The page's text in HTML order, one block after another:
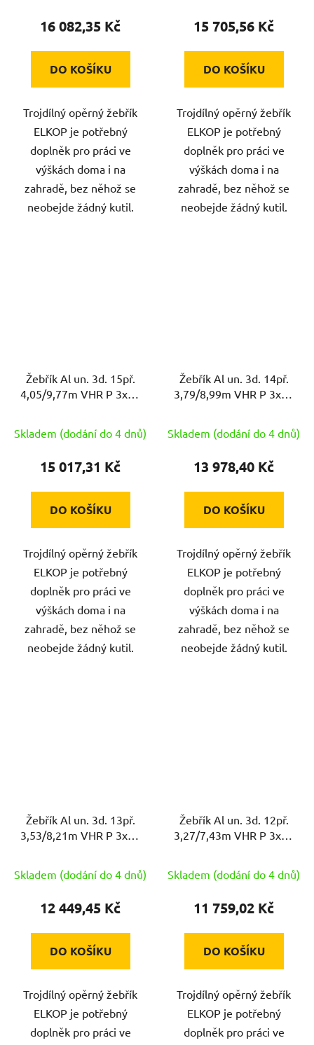
16 082,35 Kč
DO KOŠÍKU
Trojdílný opěrný žebřík
ELKOP je potřebný
doplněk pro práci ve
výškách doma i na
zahradě, bez něhož se
neobejde žádný kutil.
15 705,56 Kč
DO KOŠÍKU
Trojdílný opěrný žebřík
ELKOP je potřebný
doplněk pro práci ve
výškách doma i na
zahradě, bez něhož se
neobejde žádný kutil.
Žebřík Al un. 3d. 15př.
4,05/9,77m VHR P 3x15
Skladem (dodání do 4 dnů)
15 017,31 Kč
DO KOŠÍKU
Trojdílný opěrný žebřík
ELKOP je potřebný
doplněk pro práci ve
výškách doma i na
zahradě, bez něhož se
neobejde žádný kutil.
Žebřík Al un. 3d. 14př.
3,79/8,99m VHR P 3x14
Skladem (dodání do 4 dnů)
13 978,40 Kč
DO KOŠÍKU
Trojdílný opěrný žebřík
ELKOP je potřebný
doplněk pro práci ve
výškách doma i na
zahradě, bez něhož se
neobejde žádný kutil.
Žebřík Al un. 3d. 13př.
3,53/8,21m VHR P 3x13
Skladem (dodání do 4 dnů)
12 449,45 Kč
DO KOŠÍKU
Trojdílný opěrný žebřík
ELKOP je potřebný
doplněk pro práci ve
Žebřík Al un. 3d. 12př.
3,27/7,43m VHR P 3x12
Skladem (dodání do 4 dnů)
11 759,02 Kč
DO KOŠÍKU
Trojdílný opěrný žebřík
ELKOP je potřebný
doplněk pro práci ve